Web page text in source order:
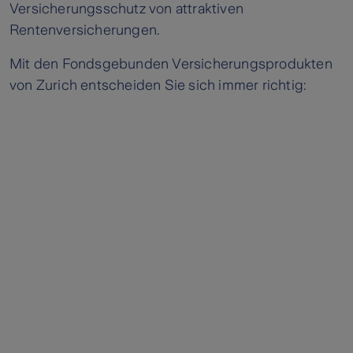
Versicherungsschutz von attraktiven
Rentenversicherungen.
Mit den Fondsgebunden Versicherungsprodukten
von Zurich entscheiden Sie sich immer richtig: